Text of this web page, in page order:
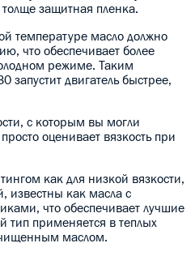
защитная пленка.
температуре масло должно
что обеспечивает более
режиме. Таким
запустит двигатель быстрее,
с которым вы могли
оценивает вязкость при
как для низкой вязкости,
известны как масла с
что обеспечивает лучшие
тип применяется в теплых
маслом.